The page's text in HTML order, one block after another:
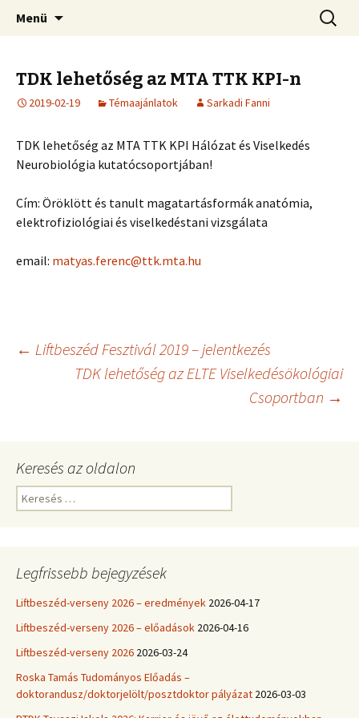
Menü
TDK lehetőség az MTA TTK KPI-n
2019-02-19 Témaajánlatok Sarkadi Fanni
TDK lehetőség az MTA TTK KPI Hálózat és Viselkedés
Neurobiológia kutatócsoportjában!
Cím: Öröklött és tanult magatartásformák anatómia,
elektrofiziológiai és viselkedéstani vizsgálata
email: matyas.ferenc@ttk.mta.hu
Bejegyzések
← Liftbeszéd Fesztivál 2019 – jelentkezés
TDK lehetőség az ELTE Viselkedésökológiai
Csoportban →
Keresés az oldalon
Keresés:
Legfrissebb bejegyzések
Liftbeszéd-verseny 2026 – eredmények 2026-04-17
Liftbeszéd-verseny 2026 – előadások 2026-04-16
Liftbeszéd-verseny 2026 2026-03-24
Roska Tamás Tudományos Előadás –
doktorandusz/doktorjelölt/posztdoktor pályázat 2026-03-03